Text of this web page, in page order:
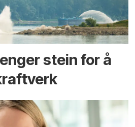
stein for å